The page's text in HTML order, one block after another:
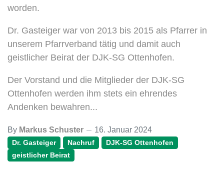
worden.
Dr. Gasteiger war von 2013 bis 2015 als Pfarrer in
unserem Pfarrverband tätig und damit auch
geistlicher Beirat der DJK-SG Ottenhofen.
Der Vorstand und die Mitglieder der DJK-SG
Ottenhofen werden ihm stets ein ehrendes
Andenken bewahren...
By Markus Schuster 16. Januar 2024
Dr. Gasteiger Nachruf
DJK-SG Ottenhofen
geistlicher Beirat